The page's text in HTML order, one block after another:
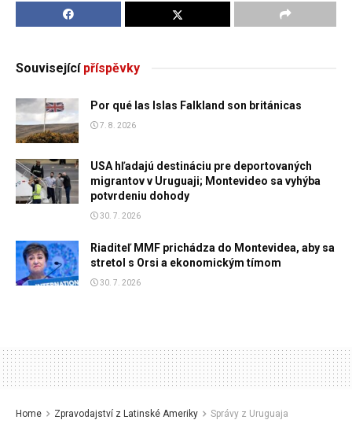
Souvisejícípříspěvky
Por qué las Islas Falkland son británicas
7. 8. 2026
USA hľadajú destináciu pre deportovaných
migrantov v Uruguaji; Montevideo sa vyhýba
potvrdeniu dohody
30. 7. 2026
Riaditeľ MMF prichádza do Montevidea, aby sa
stretol s Orsi a ekonomickým tímom
30. 7. 2026
Home Zpravodajství z Latinské Ameriky Správy z Uruguaja